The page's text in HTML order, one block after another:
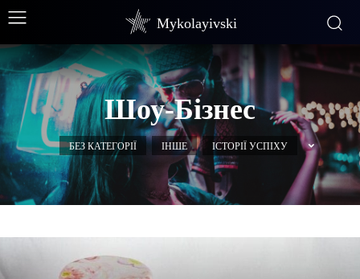
Mykolayivski
Шоу-Бізнес
БЕЗ КАТЕГОРІЇ ІНШЕ ІСТОРІЇ УСПІХУ